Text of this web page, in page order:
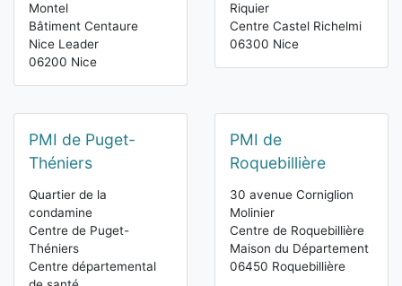
Montel
Bâtiment Centaure
Nice Leader
06200 Nice
Riquier
Centre Castel Richelmi
06300 Nice
PMI de Puget-
Théniers
Quartier de la
condamine
Centre de Puget-
Théniers
Centre départemental
PMI de
Roquebillière
30 avenue Corniglion
Molinier
Centre de Roquebillière
Maison du Département
06450 Roquebillière